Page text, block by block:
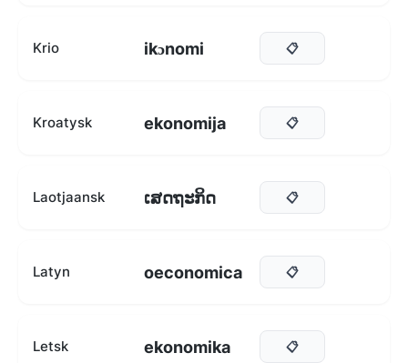
Krio ikɔnomi 📋
Kroatysk ekonomija 📋
Laotjaansk ເສດຖະກິດ 📋
Latyn oeconomica 📋
Letsk ekonomika 📋